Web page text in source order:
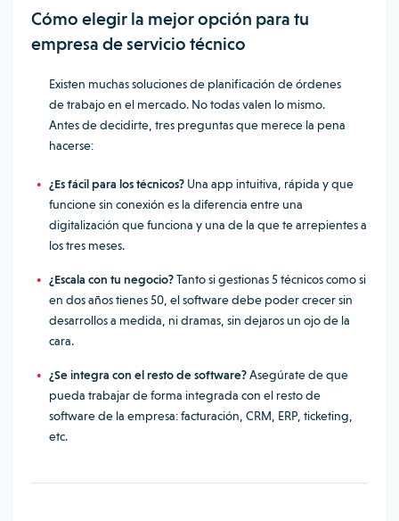
Cómo elegir la mejor opción para tu
empresa de servicio técnico
Existen muchas soluciones de planificación de órdenes
de trabajo en el mercado. No todas valen lo mismo.
Antes de decidirte, tres preguntas que merece la pena
hacerse:
¿Es fácil para los técnicos? Una app intuitiva, rápida y que
funcione sin conexión es la diferencia entre una
digitalización que funciona y una de la que te arrepientes a
los tres meses.
¿Escala con tu negocio?Tanto si gestionas 5 técnicos como si
en dos años tienes 50, el software debe poder crecer sin
desarrollos a medida, ni dramas, sin dejaros un ojo de la
cara.
¿Se integra con el resto de software?Asegúrate de que
pueda trabajar de forma integrada con el resto de
software de la empresa: facturación, CRM, ERP, ticketing,
etc.